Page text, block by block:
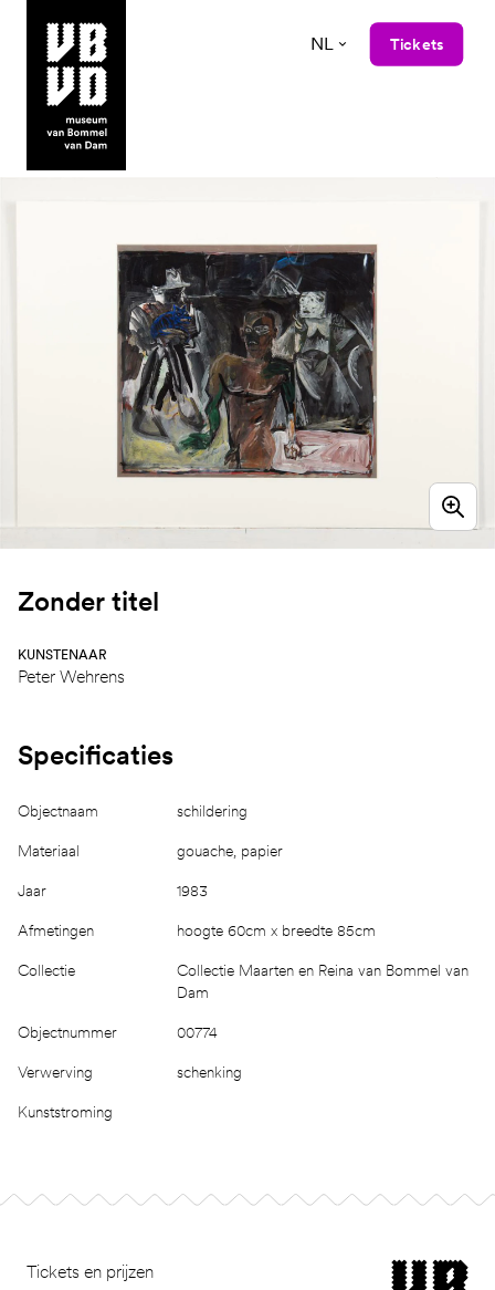
museum van Bommel van Dam
NL Tickets
Zonder titel
KUNSTENAAR
Peter Wehrens
Specificaties
Objectnaam schildering
Materiaal gouache, papier
Jaar 1983
Afmetingen hoogte 60cm x breedte 85cm
Collectie
Collectie Maarten en Reina van Bommel van
Dam
Objectnummer 00774
Verwerving schenking
Kunststroming
Tickets en prijzen museum van